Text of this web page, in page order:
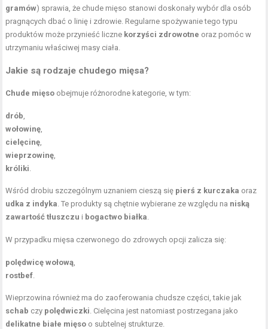
gramów) sprawia, że chude mięso stanowi doskonały wybór dla osób
pragnących dbać o linię i zdrowie. Regularne spożywanie tego typu
produktów może przynieść liczne korzyści zdrowotne oraz pomóc w
utrzymaniu właściwej masy ciała.
Jakie są rodzaje chudego mięsa?
Chude mięso obejmuje różnorodne kategorie, w tym:
drób
wołowinę
cielęcinę
wieprzowinę
króliki
Wśród drobiu szczególnym uznaniem cieszą się pierś z kurczaka oraz
udka z indyka . Te produkty są chętnie wybierane ze względu na niską
zawartość tłuszczu i bogactwo białka
W przypadku mięsa czerwonego do zdrowych opcji zalicza się:
polędwicę wołową
rostbef
Wieprzowina również ma do zaoferowania chudsze części, takie jak
schab czy polędwiczki . Cielęcina jest natomiast postrzegana jako
delikatne białe mięso o subtelnej strukturze.